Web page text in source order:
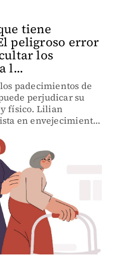
tiene
peligroso error
los
l...
padecimientos de
perjudicar su
físico. Lilian
en envejecimiento,